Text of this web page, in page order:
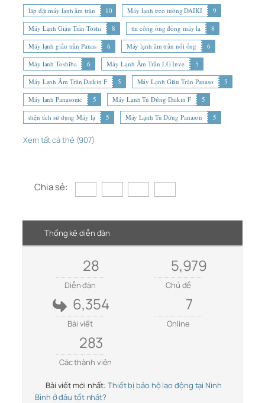
lắp đặt máy lạnh âm trần
10 Máy lạnh treo tường DAIKI
9
Máy Lạnh Giấu Trần Toshi
8 thi công ống đồng máy lạ
8
Máy lạnh giấu trần Panas
6 Máy lạnh âm trần nối ống
6
Máy lạnh Toshiba
6 Máy Lạnh Âm Trần LG Inve
5
Máy Lạnh Âm Trần Daikin F
5 Máy Lạnh Giấu Trần Panaso
5
Máy lạnh Panasonic
5 Máy Lạnh Tủ Đứng Daikin F
5
diện tích sử dụng Máy lạ
5 Máy Lạnh Tủ Đứng Panason 5
Xem tất cả thẻ (907)
Chia sẻ:
Thống kê diễn đàn
28
Diễn đàn
5,979
Chủ đề
6,354
Bài viết
7
Online
283
Các thành viên
Bài viết mới nhất: Thiết bị bảo hộ lao động tại Ninh
Bình ở đâu tốt nhất?